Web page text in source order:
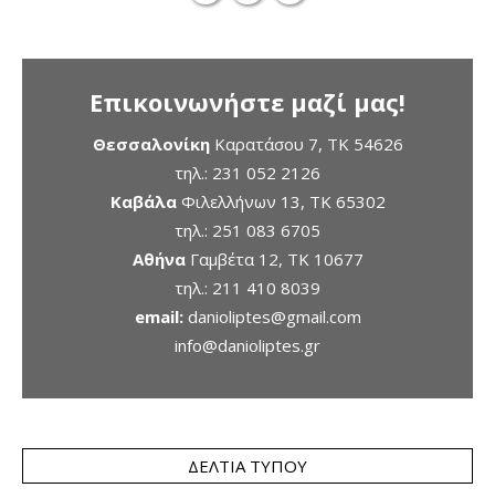
Επικοινωνήστε μαζί μας!
ΘεσσαλονίκηΚαρατάσου 7, TK 54626
τηλ.: 231 052 2126
ΚαβάλαΦιλελλήνων 13, ΤΚ 65302
τηλ.: 251 083 6705
ΑθήναΓαμβέτα 12, ΤΚ 10677
τηλ.: 211 410 8039
email: danioliptes@gmail.com
info@danioliptes.gr
ΔΕΛΤΊΑ ΤΎΠΟΥ